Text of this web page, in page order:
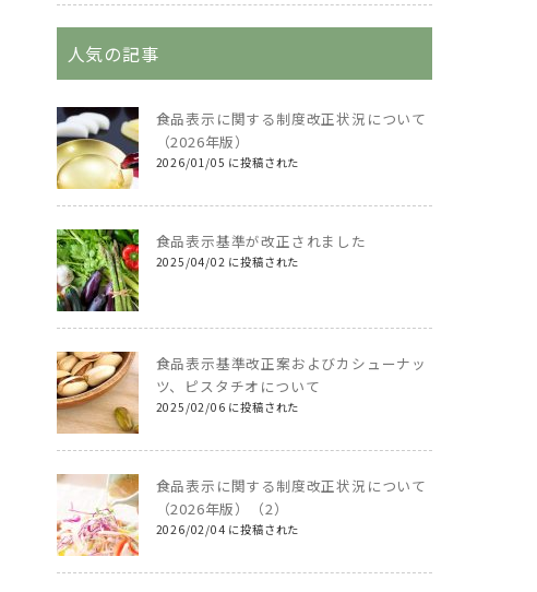
人気の記事
食品表示に関する制度改正状況について
（2026年版）
2026/01/05 に投稿された
食品表示基準が改正されました
2025/04/02 に投稿された
食品表示基準改正案およびカシューナッ
ツ、ピスタチオについて
2025/02/06 に投稿された
食品表示に関する制度改正状況について
（2026年版）（2）
2026/02/04 に投稿された